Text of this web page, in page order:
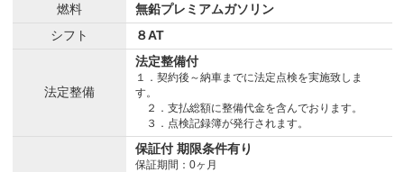
燃料
無鉛プレミアムガソリン
シフト
８AT
法定整備
法定整備付
１．契約後～納車までに法定点検を実施致しま
す。
２．支払総額に整備代金を含んでおります。
３．点検記録簿が発行されます。
保証付 期限条件有り
保証期間：0ヶ月